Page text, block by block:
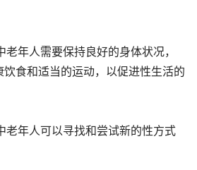
年人需要保持良好的身体状况，
食和适当的运动，以促进性生活的
老年人可以寻找和尝试新的性方式